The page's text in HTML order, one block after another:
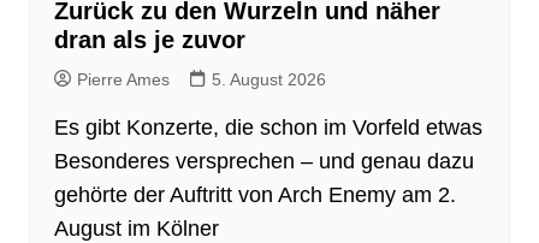
Zurück zu den Wurzeln und näher
dran als je zuvor
Pierre Ames 5. August 2026
Es gibt Konzerte, die schon im Vorfeld etwas
Besonderes versprechen – und genau dazu
gehörte der Auftritt von Arch Enemy am 2.
August im Kölner